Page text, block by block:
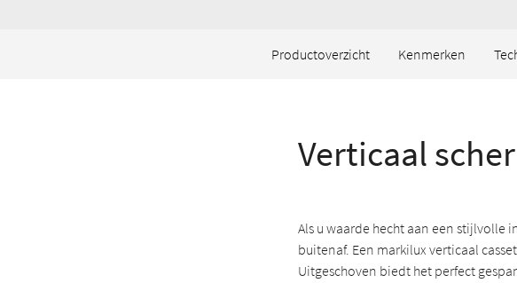
Productoverzicht Kenmerken
Verticaal
Als u waarde hecht aan een stijlvolle
buitenaf. Een markilux verticaal
Uitgeschoven biedt het perfect